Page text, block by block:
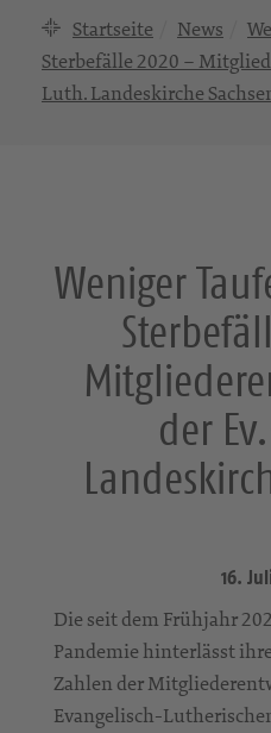
Startseite News
Sterbefälle 2020 –
Luth. Landeskirche
Weniger
der
16.
Die seit dem Frühjahr
Pandemie hinterlässt
Zahlen der
Evangelisch-